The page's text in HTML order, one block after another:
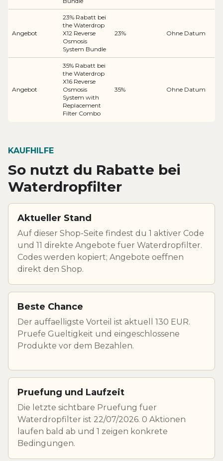
Angebot
23% Rabatt bei
the Waterdrop
X12 Reverse
Osmosis
System Bundle
23% Ohne Datum
Angebot
35% Rabatt bei
the Waterdrop
X16 Reverse
Osmosis
System with
Replacement
Filter Combo
35% Ohne Datum
KAUFHILFE
So nutzt du Rabatte bei
Waterdropfilter
Aktueller Stand
Auf dieser Shop-Seite findest du 1 aktiver Code
und 11 direkte Angebote fuer Waterdropfilter.
Codes werden kopiert; Angebote oeffnen
direkt den Shop.
Beste Chance
Der auffaelligste Vorteil ist aktuell 130 EUR.
Pruefe Gueltigkeit und eingeschlossene
Produkte vor dem Bezahlen.
Pruefung und Laufzeit
Die letzte sichtbare Pruefung fuer
Waterdropfilter ist 22/07/2026. 0 Aktionen
laufen bald ab und 1 zeigen konkrete
Bedingungen.